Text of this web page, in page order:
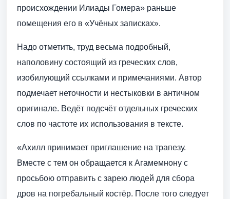
происхождении Илиады Гомера» раньше
помещения его в «Учёных записках».
Надо отметить, труд весьма подробный,
наполовину состоящий из греческих слов,
изобилующий ссылками и примечаниями. Автор
подмечает неточности и нестыковки в античном
оригинале. Ведёт подсчёт отдельных греческих
слов по частоте их использования в тексте.
«Ахилл принимает приглашение на трапезу.
Вместе с тем он обращается к Агамемнону с
просьбою отправить с зарею людей для сбора
дров на погребальный костёр. После того следует